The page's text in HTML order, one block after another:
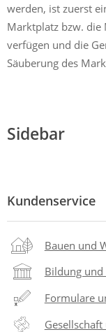
werden, ist zuerst
Marktplatz bzw. die
verfügen und die
Säuberung des
Sidebar
Kundenservice
Bauen und
Bildung und
Formulare